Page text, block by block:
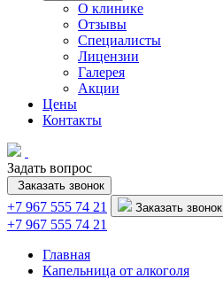
О клинике
Отзывы
Специалисты
Лицензии
Галерея
Акции
Цены
Контакты
Задать вопрос
Заказать звонок
+7 967 555 74 21 Заказать звонок
+7 967 555 74 21
Главная
Капельница от алкоголя